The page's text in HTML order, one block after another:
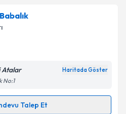
Talebini Gönder
randevu takvimi talebi
randevu almanız için bir
e-posta ile bilgilendireceğiz.
işlenmesine ilişkin
Atalar Haritada Göster
No:1
Talep Et
Talebi